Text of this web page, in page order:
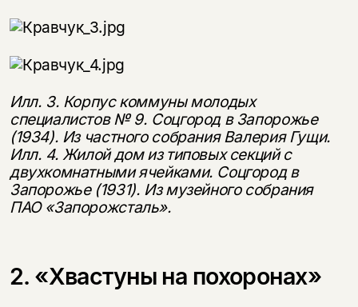
Илл. 3. Корпус коммуны молодых
специалистов № 9. Соцгород в Запорожье
(1934). Из частного собрания Валерия Гущи.
Илл. 4. Жилой дом из типовых секций с
двухкомнатными ячейками. Соцгород в
Запорожье (1931). Из музейного собрания
ПАО «Запорожсталь».
2. «Хвастуны на похоронах»